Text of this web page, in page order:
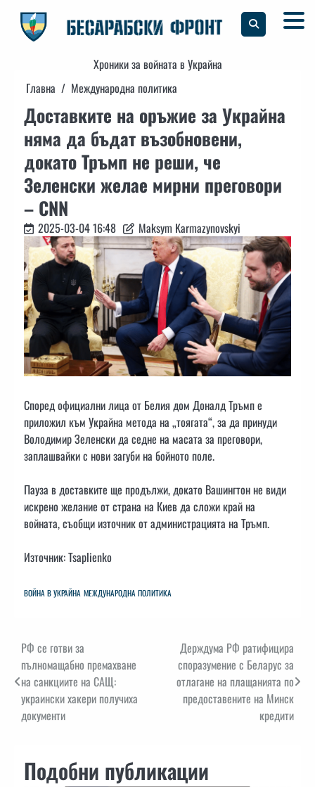
content
Хроники за войната в Украйна
Главна
Международна политика
Доставките на оръжие за Украйна
няма да бъдат възобновени,
докато Тръмп не реши, че
Зеленски желае мирни преговори
– CNN
2025-03-04 16:48 Maksym Karmazynovskyi
Според официални лица от Белия дом Доналд Тръмп е
приложил към Украйна метода на „тоягата“, за да принуди
Володимир Зеленски да седне на масата за преговори,
заплашвайки с нови загуби на бойното поле.
Пауза в доставките ще продължи, докато Вашингтон не види
искрено желание от страна на Киев да сложи край на
войната, съобщи източник от администрацията на Тръмп.
Източник: Tsaplienko
ВОЙНА В УКРАЙНА МЕЖДУНАРОДНА ПОЛИТИКА
Навигация
РФ се готви за
пълномащабно премахване
на санкциите на САЩ:
украински хакери получиха
документи
Держдума РФ ратифицира
споразумение с Беларус за
отлагане на плащанията по
предоставените на Минск
кредити
Подобни публикации